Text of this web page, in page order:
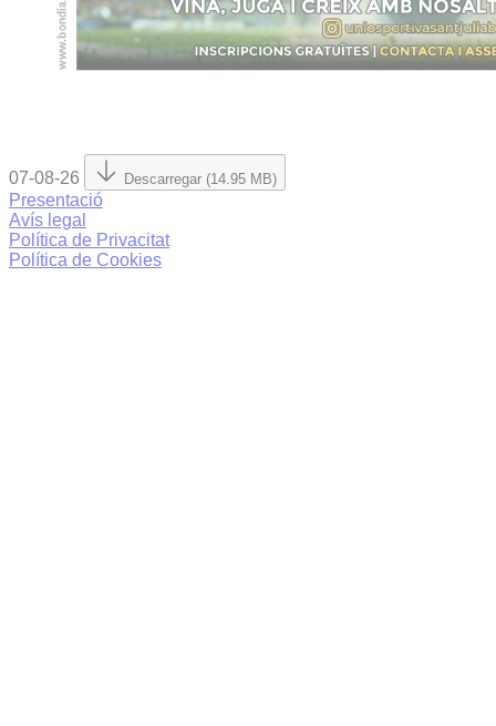
07-08-26 Descarregar (14.95 MB)
Presentació
Avís legal
Política de Privacitat
Política de Cookies